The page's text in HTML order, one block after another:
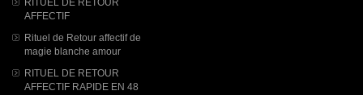
AFFECTIF
Rituel de Retour affectif de
magie blanche amour
RITUEL DE RETOUR
AFFECTIF RAPIDE EN 48